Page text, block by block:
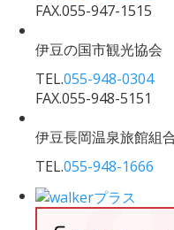
FAX.055-947-1515
伊豆の国市観光協会
TEL.055-948-0304
FAX.055-948-5151
伊豆長岡温泉旅館組
TEL.055-948-1666